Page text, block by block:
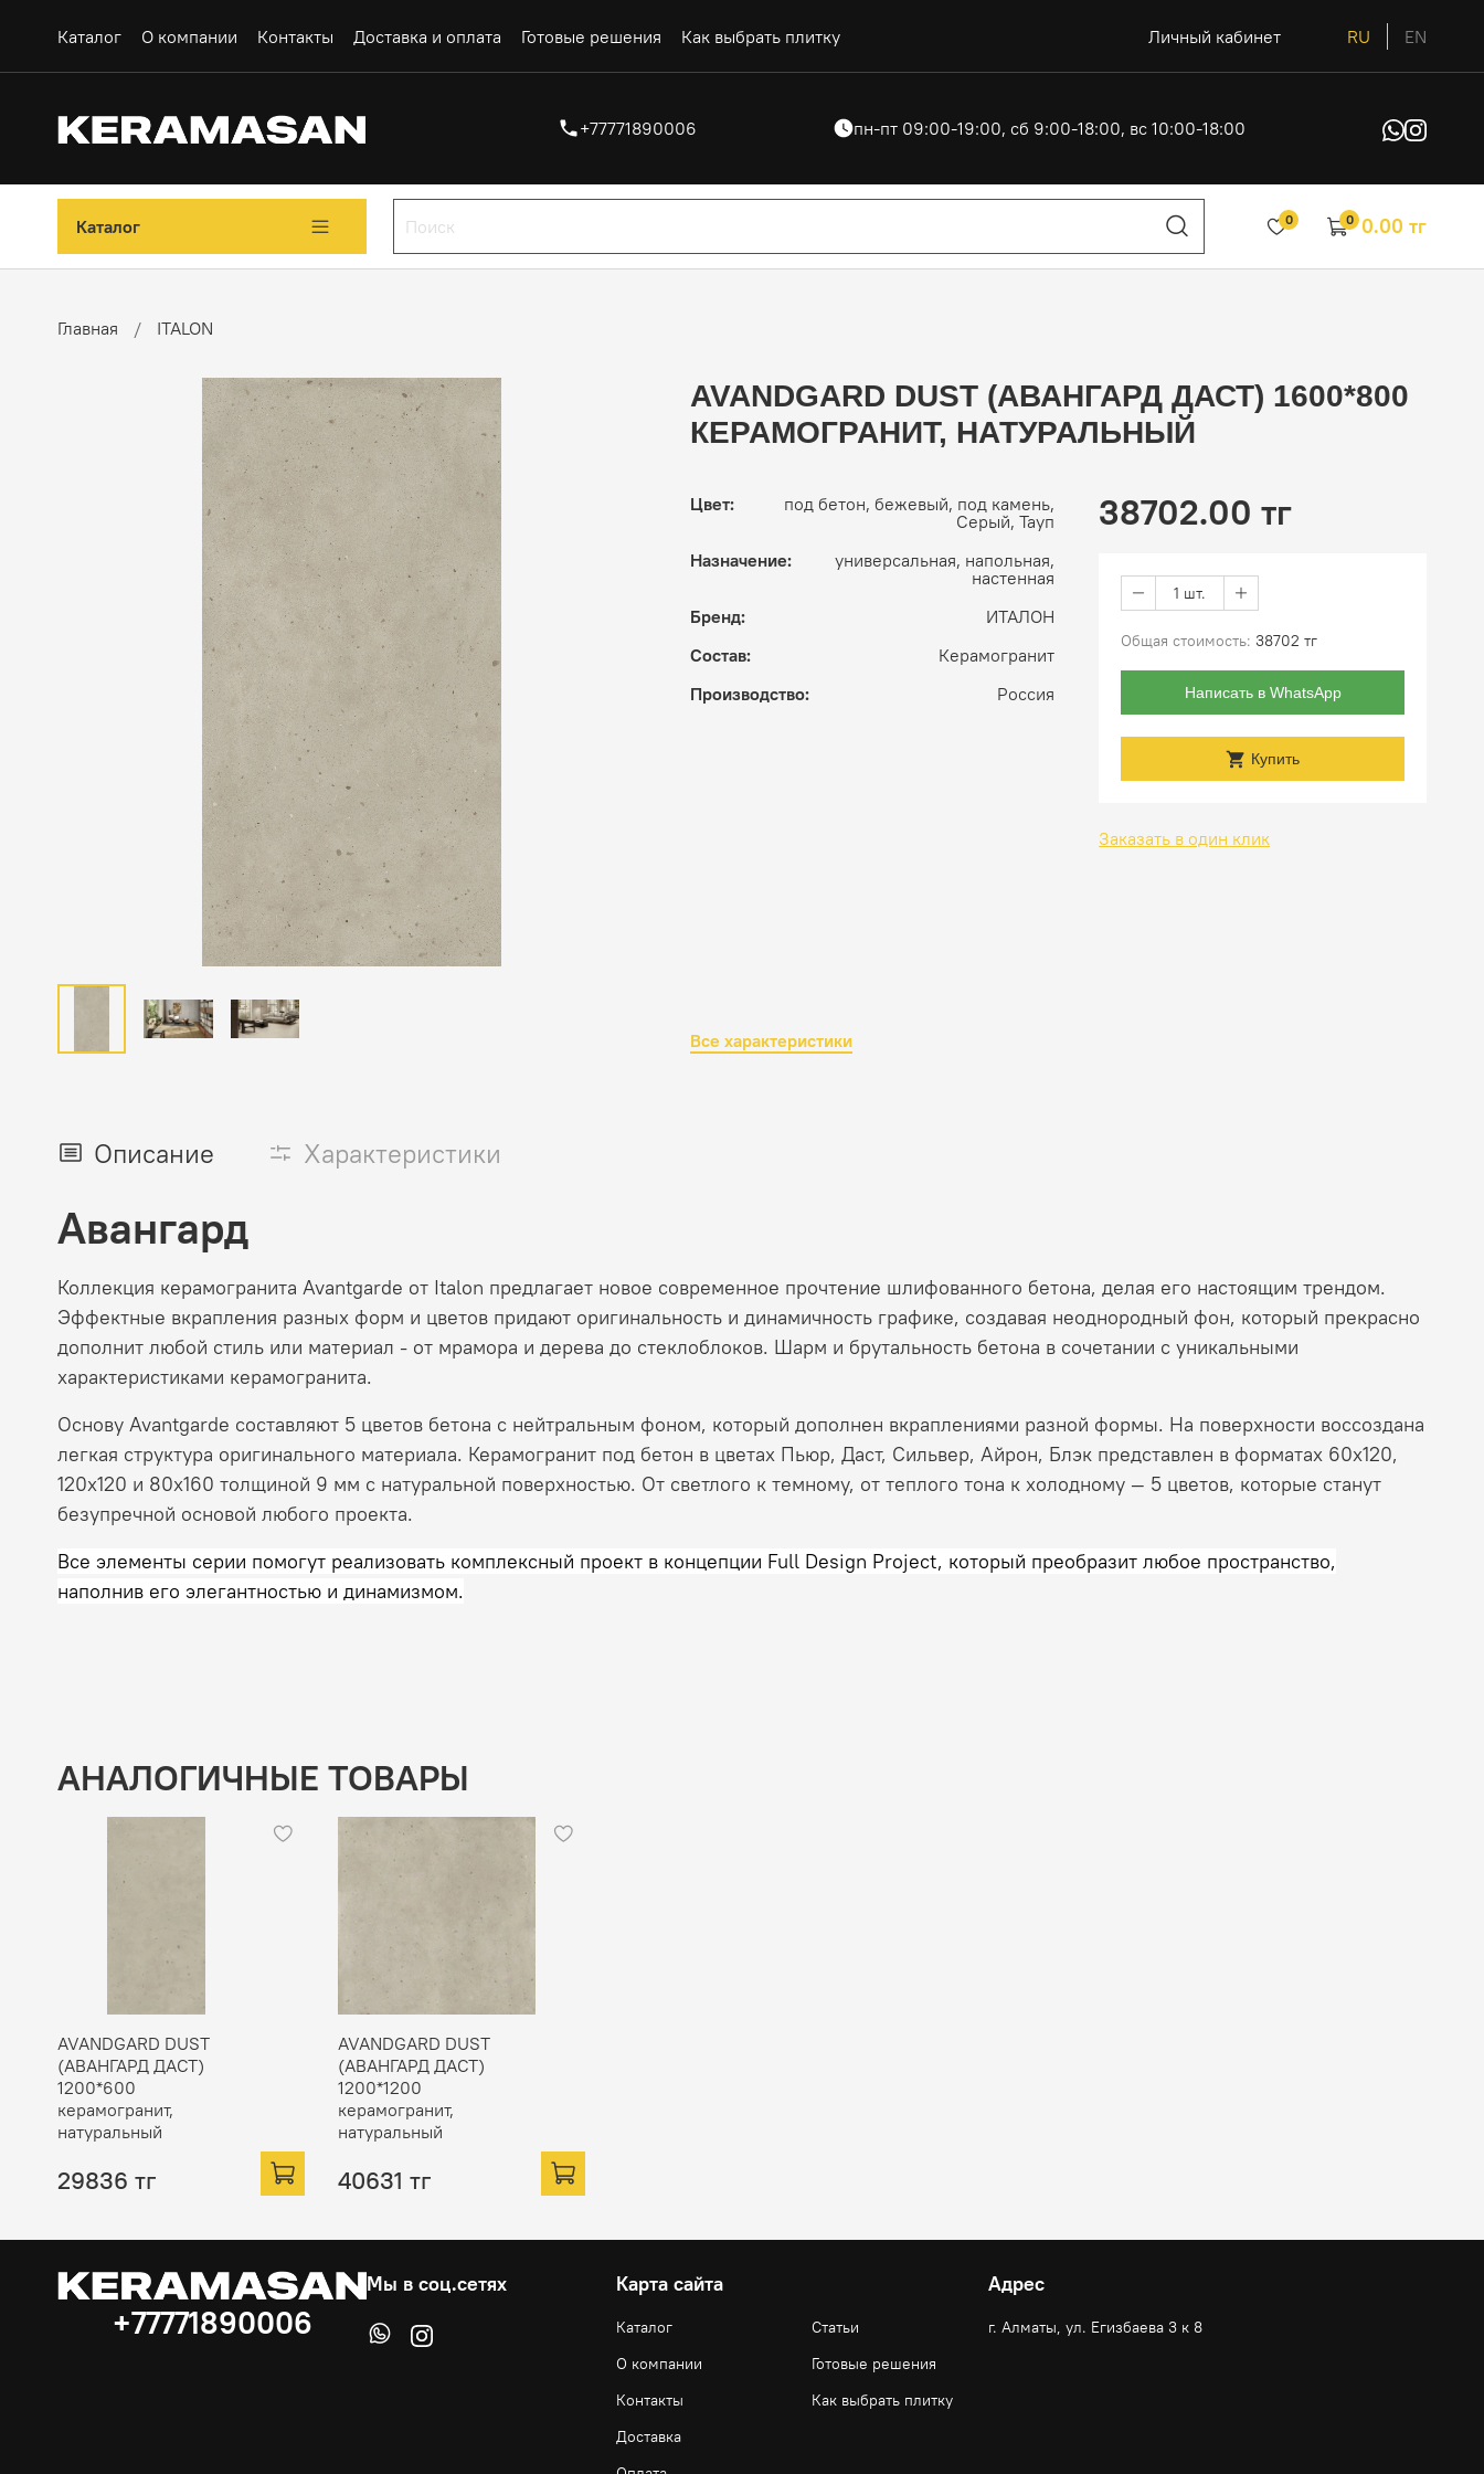
Каталог О компании Контакты Доставка и оплата Готовые решения Как выбрать плитку Личный кабинет RU EN
+77771890006 пн-пт 09:00-19:00, сб 9:00-18:00, вс 10:00-18:00
Каталог 0 0 0.00 тг
Главная ITALON
AVANDGARD DUST (АВАНГАРД ДАСТ) 1600*800
КЕРАМОГРАНИТ, НАТУРАЛЬНЫЙ
38702.00 тг
1 шт.
Общая стоимость: 38702 тг
Написать в WhatsApp
Купить
Заказать в один клик
Цвет:
под бетон, бежевый, под камень,
Серый, Тауп
Назначение:
универсальная, напольная,
настенная
Бренд:
ИТАЛОН
Состав:
Керамогранит
Производство:
Россия
Все характеристики
Описание Характеристики
Авангард
Коллекция керамогранита Avantgarde от Italon предлагает новое современное прочтение шлифованного бетона, делая его настоящим трендом.
Эффектные вкрапления разных форм и цветов придают оригинальность и динамичность графике, создавая неоднородный фон, который прекрасно
дополнит любой стиль или материал - от мрамора и дерева до стеклоблоков. Шарм и брутальность бетона в сочетании с уникальными
характеристиками керамогранита.
Основу Avantgarde составляют 5 цветов бетона с нейтральным фоном, который дополнен вкраплениями разной формы. На поверхности воссоздана
легкая структура оригинального материала. Керамогранит под бетон в цветах Пьюр, Даст, Сильвер, Айрон, Блэк представлен в форматах 60x120,
120х120 и 80x160 толщиной 9 мм с натуральной поверхностью. От светлого к темному, от теплого тона к холодному — 5 цветов, которые станут
безупречной основой любого проекта.
Все элементы серии помогут реализовать комплексный проект в концепции Full Design Project, который преобразит любое пространство,
наполнив его элегантностью и динамизмом.
АНАЛОГИЧНЫЕ ТОВАРЫ
AVANDGARD DUST
(АВАНГАРД ДАСТ)
1200*600
керамогранит,
натуральный
29836 тг
AVANDGARD DUST
(АВАНГАРД ДАСТ)
1200*1200
керамогранит,
натуральный
40631 тг
+77771890006
Мы в соц.сетях Карта сайта
Каталог
О компании
Контакты
Доставка
Статьи
Готовые решения
Как выбрать плитку
Адрес
г. Алматы, ул. Егизбаева 3 к 8